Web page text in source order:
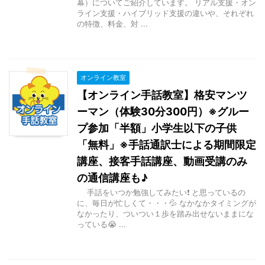
幕）についてご紹介しています。 リアル支援・オン
ライン支援・ハイブリッド支援の違いや、それぞれ
の特徴、料金、対 ...
オンライン教室
【オンライン手話教室】格安マンツ
ーマン（体験30分300円）※グルー
プ参加「半額」小学生以下の子供
「無料」※手話通訳士による期間限定
講座、接客手話講座、動画受講のみ
の通信講座も♪
手話をいつか勉強してみたい❗ と思っているの
に、毎日が忙しくて・・・💦 なかなかタイミングが
なかったり、ついつい１歩を踏み出せないままにな
っている😭 ...